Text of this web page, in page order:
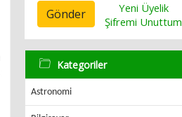
Gönder
Yeni Üyelik
Şifremi Unuttum
Kategoriler
Astronomi